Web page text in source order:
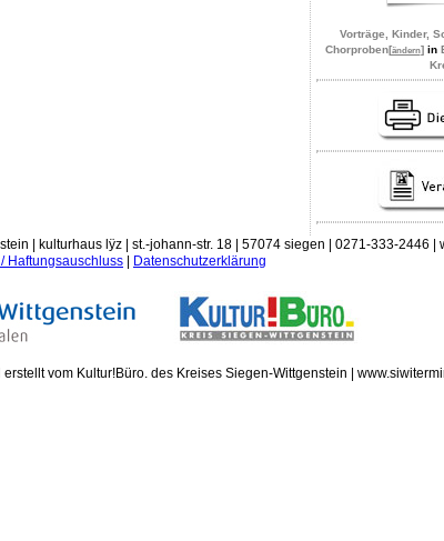
Vorträge, Kinder,
Chorproben[ändern] in
| kulturhaus lÿz | st.-johann-str. 18 | 57074 siegen | 0271-333-2446 |
/ Haftungsauschluss
Datenschutzerklärung
vom Kultur!Büro. des Kreises Siegen-Wittgenstein |